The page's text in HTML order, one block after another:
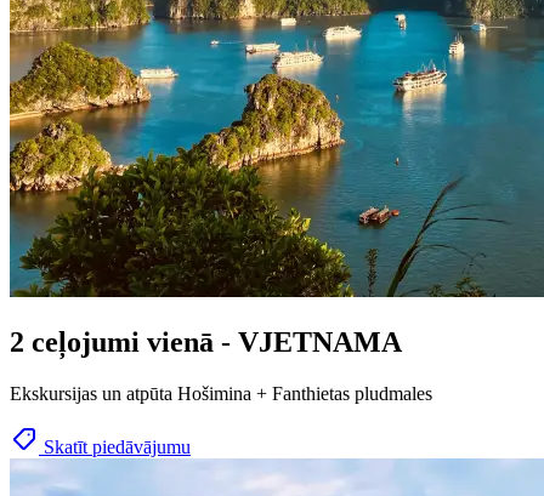
2 ceļojumi vienā - VJETNAMA
Ekskursijas un atpūta Hošimina + Fanthietas pludmales
Skatīt piedāvājumu